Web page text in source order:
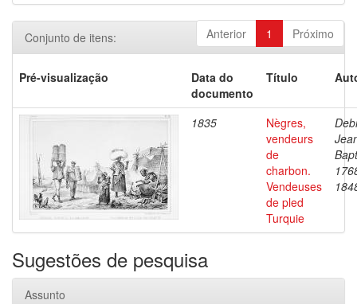
Anterior 1 Próximo
Conjunto de itens:
Pré-visualização
Data do
documento
Título
1835
Nègres,
vendeurs
de
charbon.
Vendeuses
de pled
Turquie
Sugestões de pesquisa
Assunto